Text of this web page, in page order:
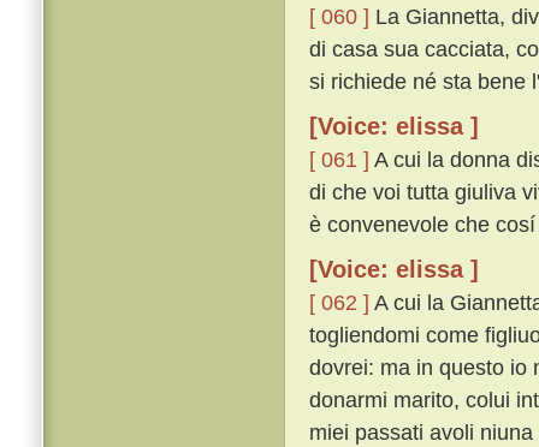
[ 060 ] La Giannetta,
di casa sua cacciata,
si richiede né sta bene
[Voice: elissa ]
[ 061 ] A cui la donna
di che voi tutta giuliva
è convenevole che
[Voice: elissa ]
[ 062 ] A cui la
togliendomi come
dovrei: ma in questo io
donarmi marito, colui
miei passati avoli